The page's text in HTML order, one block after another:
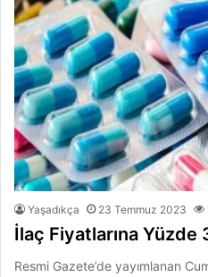
Yaşadıkça 23 Temmuz 2023
İlaç Fiyatlarına Yüzde
Resmi Gazete’de yayımlanan